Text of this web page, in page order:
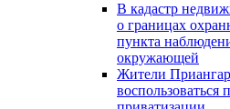
В кадастр
о границах
пункта
окружающей
Жители
воспользоваться